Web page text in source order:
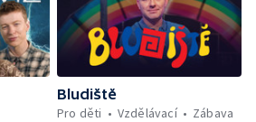
Bludiště
Pro děti
Vzdělávací Zábava